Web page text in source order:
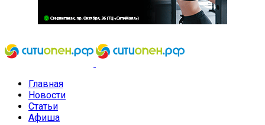
Главная
Новости
Статьи
Афиша